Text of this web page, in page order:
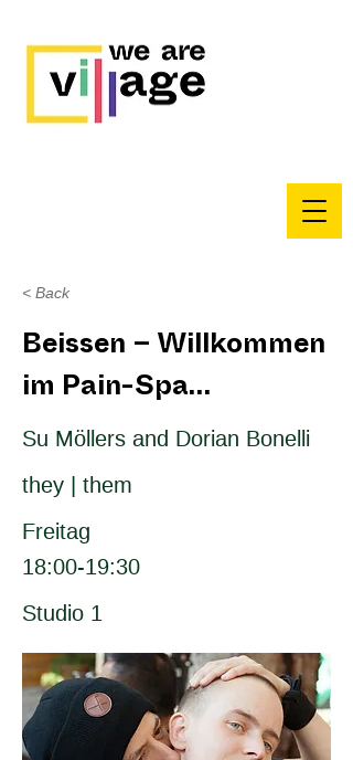
< Back
Beissen – Willkommen
im Pain-Spa…
Su Möllers and Dorian Bonelli
they | them
Freitag
18:00-19:30
Studio 1